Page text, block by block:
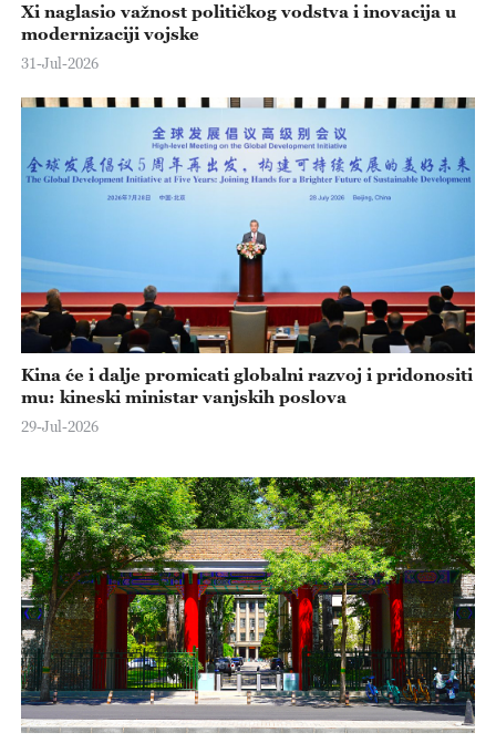
Xi naglasio važnost političkog vodstva i inovacija u
modernizaciji vojske
31-Jul-2026
Kina će i dalje promicati globalni razvoj i pridonositi
mu: kineski ministar vanjskih poslova
29-Jul-2026